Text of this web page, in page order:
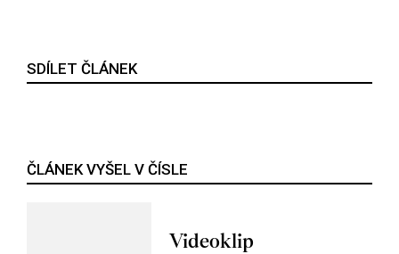
SDÍLET ČLÁNEK
ČLÁNEK VYŠEL V ČÍSLE
Videoklip